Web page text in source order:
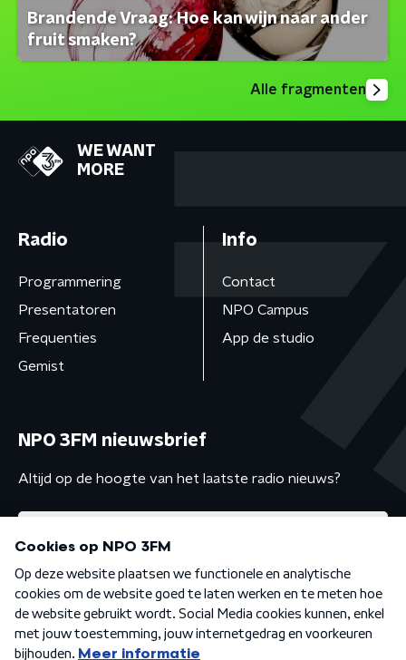
Brandende Vraag: Hoe kan wijn naar ander
fruit smaken?
Alle fragmenten
WE WANT
MORE
Radio
Programmering
Presentatoren
Frequenties
Gemist
Info
Contact
NPO Campus
App de studio
NPO 3FM nieuwsbrief
Altijd op de hoogte van het laatste radio nieuws?
Algemene voorwaarden Privacybeleid